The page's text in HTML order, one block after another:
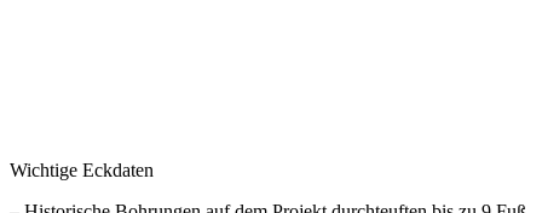
Wichtige Eckdaten